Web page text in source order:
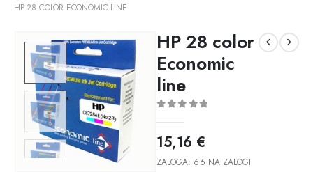
HP 28 COLOR ECONOMIC LINE
HP 28 color
Economic
line
15,16 €
ZALOGA: 66 NA ZALOGI